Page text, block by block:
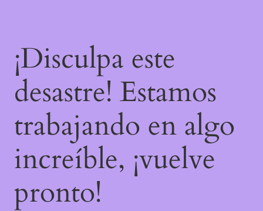
¡Disculpa este
desastre! Estamos
trabajando en algo
increíble, ¡vuelve
pronto!